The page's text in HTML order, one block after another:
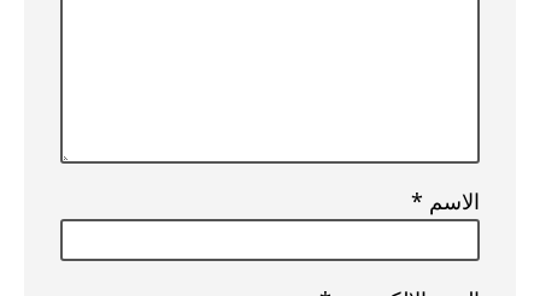
الاسم *